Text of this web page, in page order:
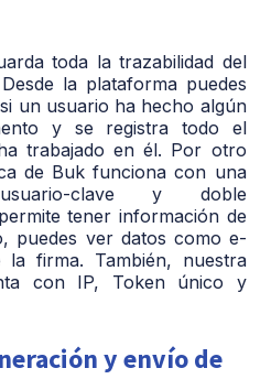
toda la trazabilidad del
la plataforma puedes
un usuario ha hecho algún
y se registra todo el
trabajado en él. Por otro
de Buk funciona con una
clave y doble
tener información de
puedes ver datos como e-
firma. También, nuestra
con IP, Token único y
y envío de